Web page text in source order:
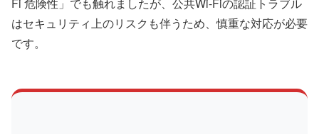
Fi 危険性」でも触れましたが、公共Wi-Fiの認証トラブル
はセキュリティ上のリスクも伴うため、慎重な対応が必要
です。